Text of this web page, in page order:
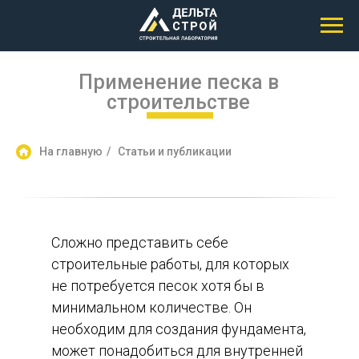
Применение песка в
строительстве
На главную / Статьи и публикации
Сложно представить себе
строительные работы, для которых
не потребуется песок хотя бы в
минимальном количестве. Он
необходим для создания фундамента,
может понадобиться для внутренней